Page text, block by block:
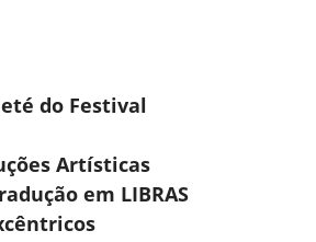
do Festival
Artísticas
em LIBRAS